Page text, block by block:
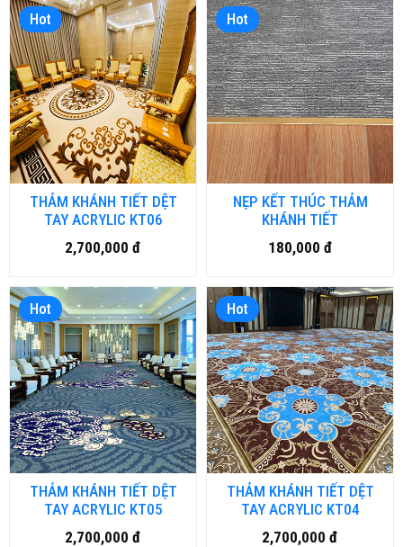
Hot
THẢM KHÁNH TIẾT DỆT
TAY ACRYLIC KT06
2,700,000 đ
Hot
NẸP KẾT THÚC THẢM
KHÁNH TIẾT
180,000 đ
Hot
THẢM KHÁNH TIẾT DỆT
TAY ACRYLIC KT05
2,700,000 đ
Hot
THẢM KHÁNH TIẾT DỆT
TAY ACRYLIC KT04
2,700,000 đ